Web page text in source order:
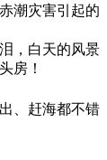
潮灾害引起的
，白天的风景
房！
、赶海都不错